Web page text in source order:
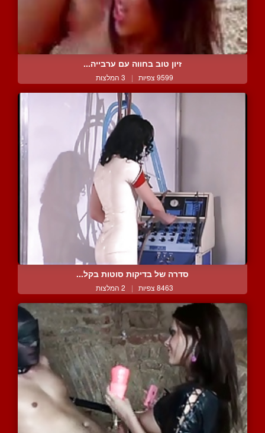
זיון טוב בחווה עם ערבייה...
9599 צפיות | 3 המלצות
סדרה של בדיקות סוטות בקל...
8463 צפיות | 2 המלצות